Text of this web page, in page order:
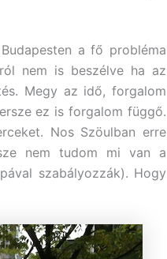
a fő probléma
nem is beszélve ha az
Megy az idő, forgalom
ez is forgalom függő.
Nos Szöulban erre
nem tudom mi van a
szabályozzák). Hogy